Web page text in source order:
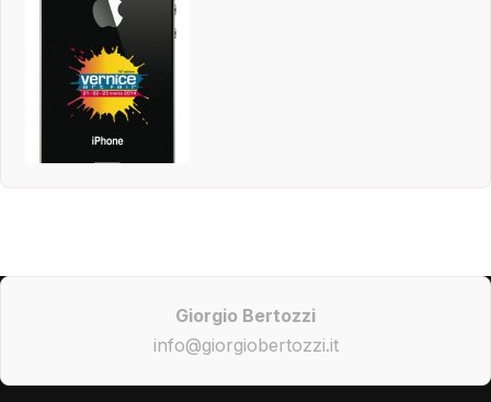
Giorgio Bertozzi
info@giorgiobertozzi.it